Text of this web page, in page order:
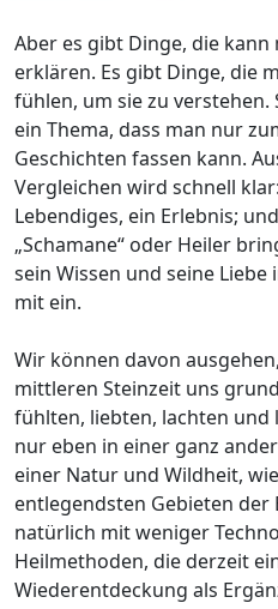
Aber es gibt Dinge, die
erklären. Es gibt Dinge, die
fühlen, um sie zu verstehen.
ein Thema, dass man nur
Geschichten fassen kann.
Vergleichen wird schnell
Lebendiges, ein Erlebnis;
„Schamane“ oder Heiler
sein Wissen und seine
mit ein.
Wir können davon
mittleren Steinzeit uns
fühlten, liebten, lachten und
nur eben in einer ganz
einer Natur und Wildheit,
entlegendsten Gebieten
natürlich mit weniger
Heilmethoden, die derzeit
Wiederentdeckung als